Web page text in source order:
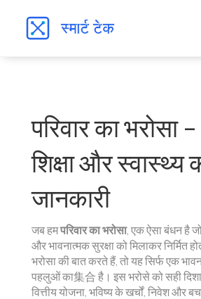
परिवार का भरोसा
शिक्षा और स्वास्थ्य
जानकारी
जब हमपरिवार का भरोसा, एक ऐसा बंधन है
और भावनात्मक सुरक्षा को मिलाकर निर्मित
भरोसाकी बात करते हैं, तो यह सिर्फ एक
पहलुओं का集合 है। इस भरोसे को सही
वित्तीय योजना, भविष्य के खर्चों, निवेश और